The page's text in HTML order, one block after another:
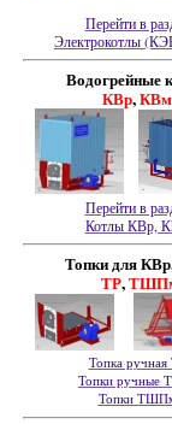
Перейти в
Электрокотлы
Водогрейные
КВр,КВм
Перейти в
Котлы КВр,
Топки для
ТР,
Топка ручная
Топки ручные
Топки